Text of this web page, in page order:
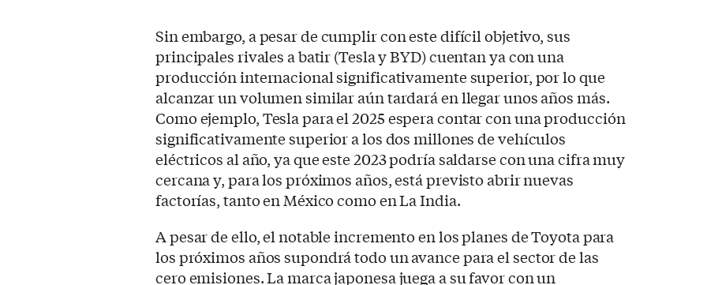
Sin embargo, a pesar de cumplir con este difícil objetivo, sus
principales rivales a batir (Tesla y BYD) cuentan ya con una
producción internacional significativamente superior, por lo que
alcanzar un volumen similar aún tardará en llegar unos años más.
Como ejemplo, Tesla para el 2025 espera contar con una producción
significativamente superior a los dos millones de vehículos
eléctricos al año, ya que este 2023 podría saldarse con una cifra muy
cercana y, para los próximos años, está previsto abrir nuevas
factorías, tanto en México como en La India.
A pesar de ello, el notable incremento en los planes de Toyota para
los próximos años supondrá todo un avance para el sector de las
cero emisiones. La marca japonesa juega a su favor con un